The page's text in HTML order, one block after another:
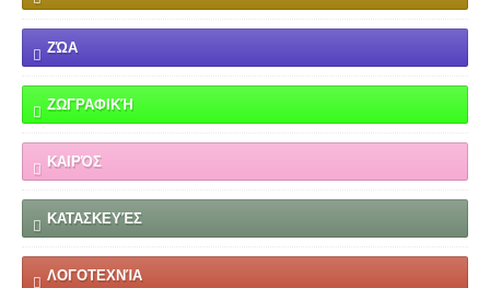
ΖΏΑ
ΖΩΓΡΑΦΙΚΉ
ΚΑΙΡΌΣ
ΚΑΤΑΣΚΕΥΈΣ
ΛΟΓΟΤΕΧΝΊΑ